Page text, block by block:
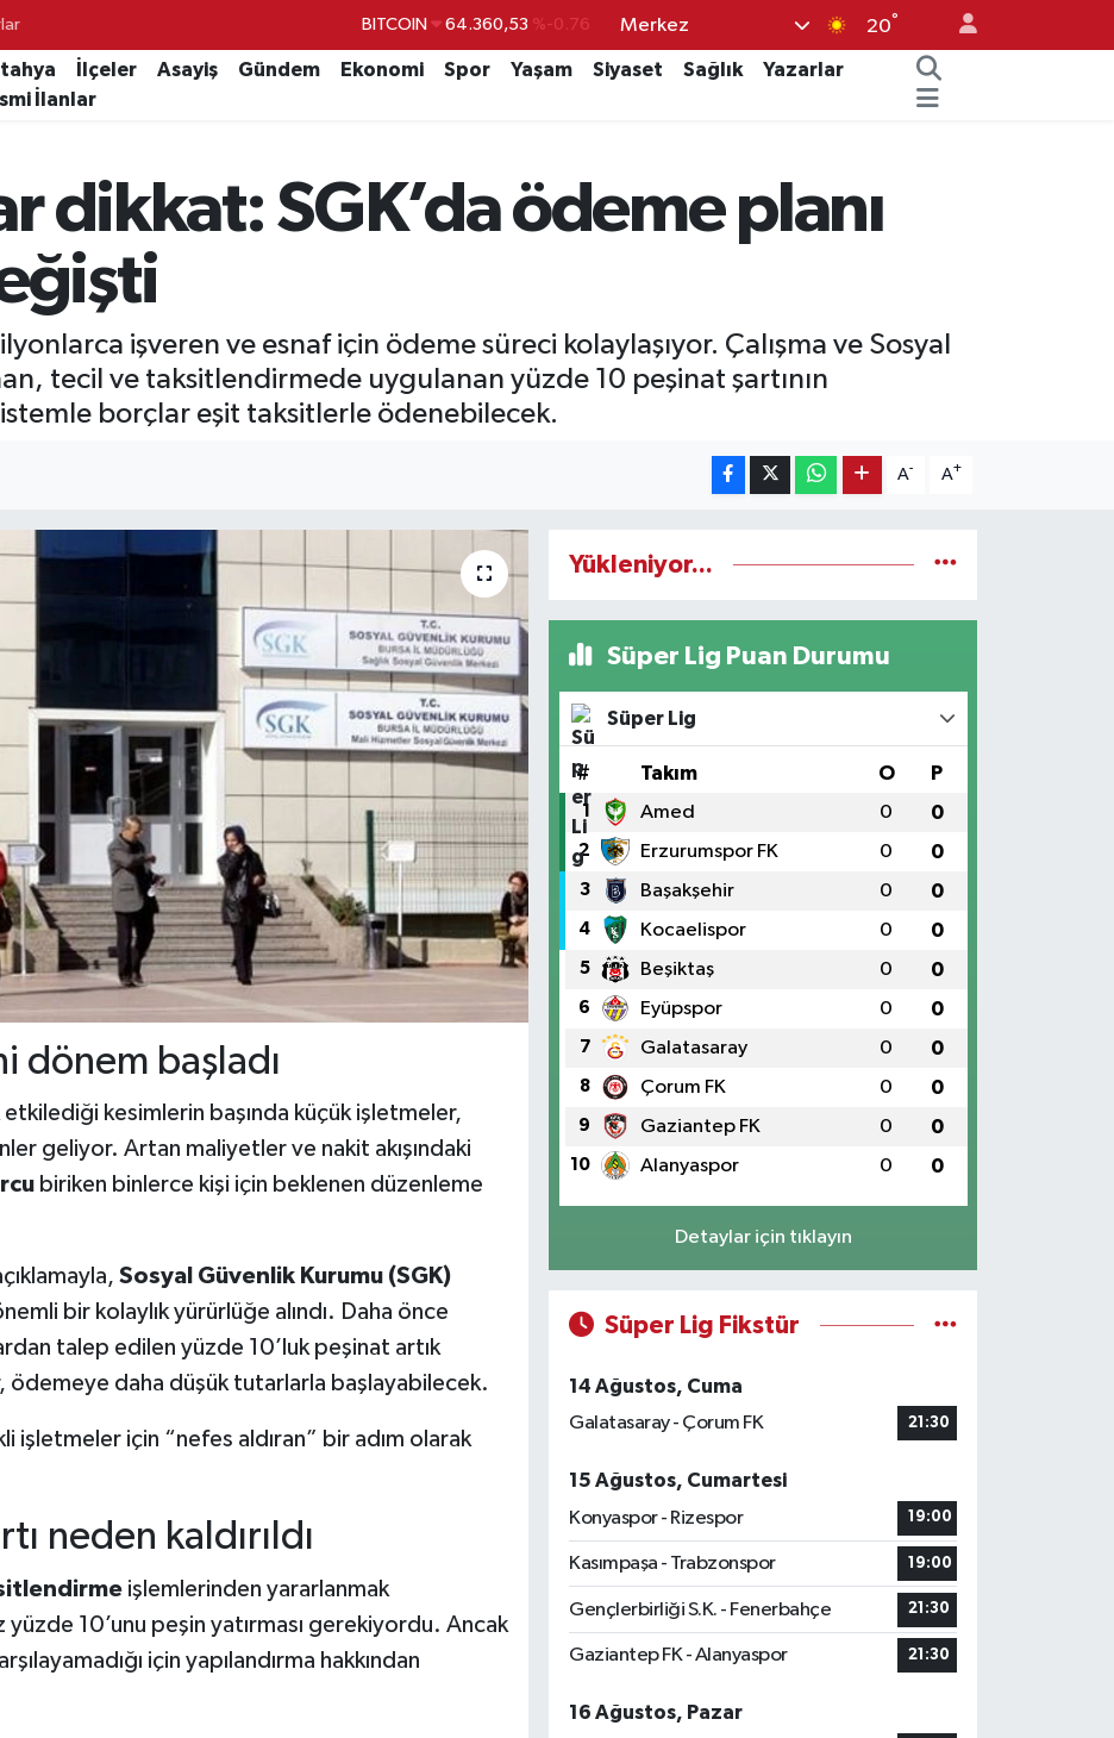
DOLAR 47,7143 %0.16
EURO 55,0317 %-0.02
BİST100 13.887 %64
Merkez 20°
İlçeler Asayiş Gündem Ekonomi Spor Yaşam Siyaset Sağlık
Yazarlar
İlanlar
dikkat: SGK’da ödeme planı
işveren ve esnaf için ödeme süreci kolaylaşıyor. Çalışma ve Sosyal
tecil ve taksitlendirmede uygulanan yüzde 10 peşinat şartının
sistemle borçlar eşit taksitlerle ödenebilecek.
A- A+
dönem başladı
kesimlerin başında küçük işletmeler,
geliyor. Artan maliyetler ve nakit akışındaki
biriken binlerce kişi için beklenen düzenleme
Sosyal Güvenlik Kurumu (SGK)
bir kolaylık yürürlüğe alındı. Daha önce
talep edilen yüzde 10’luk peşinat artık
daha düşük tutarlarla başlayabilecek.
işletmeler için “nefes aldıran” bir adım olarak
neden kaldırıldı
işlemlerinden yararlanmak
10’unu peşin yatırması gerekiyordu. Ancak
için yapılandırma hakkından
Yükleniyor...
Süper Lig Puan Durumu
Süper Lig
# Takım O P
1 Amed 0 0
2 Erzurumspor FK 0 0
3 Başakşehir 0 0
4 Kocaelispor 0 0
5 Beşiktaş 0 0
6 Eyüpspor 0 0
7 Galatasaray 0 0
8 Çorum FK 0 0
9 Gaziantep FK 0 0
10 Alanyaspor 0 0
Detaylar için tıklayın
Süper Lig Fikstür
14 Ağustos, Cuma
Galatasaray - Çorum FK
21:30
15 Ağustos, Cumartesi
Konyaspor - Rizespor
19:00
Kasımpaşa - Trabzonspor 19:00
Gençlerbirliği S.K. - Fenerbahçe 21:30
Gaziantep FK - Alanyaspor 21:30
16 Ağustos, Pazar